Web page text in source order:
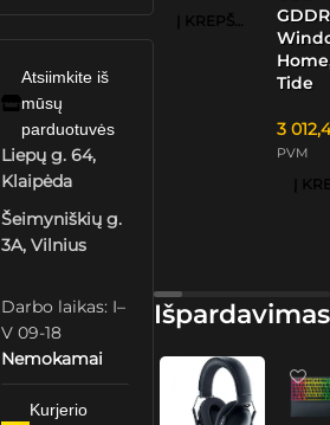
Atsiimkite iš
mūsų
parduotuvės
Liepų g. 64,
Klaipėda
Šeimyniškių g.
3A, Vilnius
Darbo laikas: I–
V 09-18
Nemokamai
Kurjerio
Į KREPŠELĮ
Tide
3
PVM
Išpardavimas